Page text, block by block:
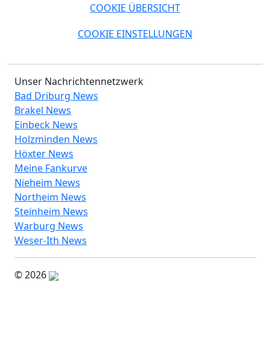
COOKIE ÜBERSICHT
COOKIE EINSTELLUNGEN
Unser Nachrichtennetzwerk
Bad Driburg News
Brakel News
Einbeck News
Holzminden News
Höxter News
Meine Fankurve
Nieheim News
Northeim News
Steinheim News
Warburg News
Weser-Ith News
© 2026